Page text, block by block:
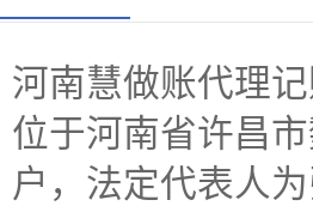
河南慧做账代理
位于河南省许昌
户，法定代表人